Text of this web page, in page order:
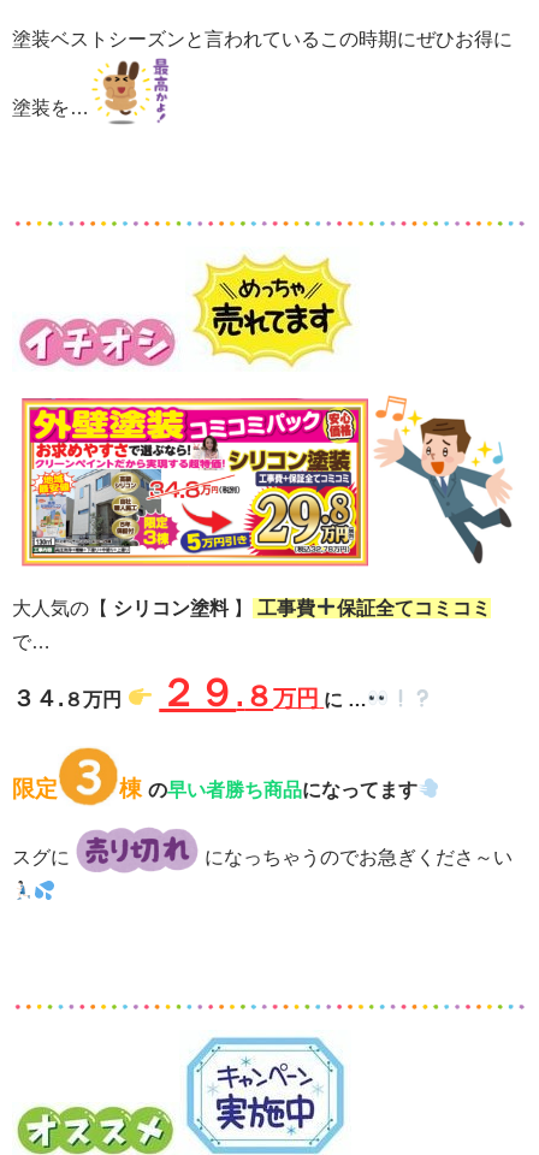
塗装ベストシーズンと言われているこの時期にぜひお得に
塗装を…
大人気の【 シリコン塗料】 工事費
保証全てコミコミ
で…
３４. ８万円 ２９ . ８万円 に …
限定 棟 の早い者勝ち商品になってます
スグに になっちゃうのでお急ぎくださ～い